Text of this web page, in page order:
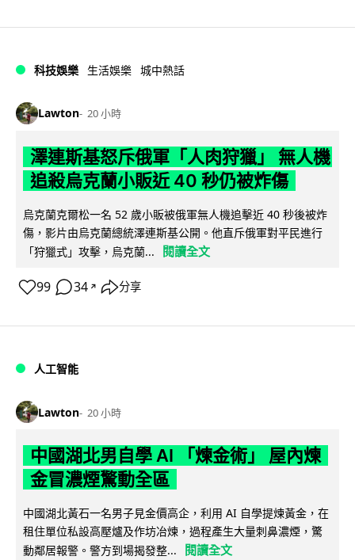
科技娛樂 生活娛樂 城中熱話
Lawton 20 小時
澤連斯基怒斥俄軍「人肉狩獵」 無人機
追殺烏克蘭小販近 40 秒仍被炸傷
烏克蘭克爾松一名 52 歲小販被俄軍無人機追擊近 40 秒後被炸
傷，影片由烏克蘭總統澤連斯基公開。他直斥俄軍對平民進行
「狩獵式」攻擊，烏克蘭...
閱讀全文
99 34 ↗ 分享
人工智能
Lawton 20 小時
中國湖北男自學 AI 「煉金術」 屋內煉
金冒濃煙驚動全區
中國湖北黃石一名男子見金價高企，利用 AI 自學提煉黃金，在
租住單位私設高壓爐及作坊冶煉，過程產生大量刺鼻濃煙，驚
動鄰居報警。警方到場揭發整...
閱讀全文